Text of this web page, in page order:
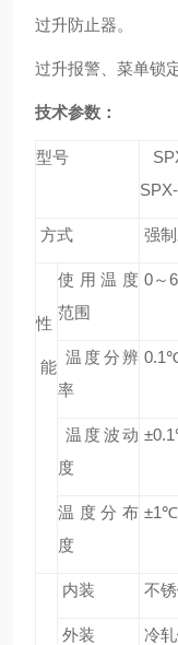
过升防止器。
过升报警、菜单锁定
技术参数：
型号
方式 强
性
能
使用温度
范围
0～
温度分辨
率
0.1
温度波动
度
±0.1
温度分布
度
±1℃
内装 不
外装 冷